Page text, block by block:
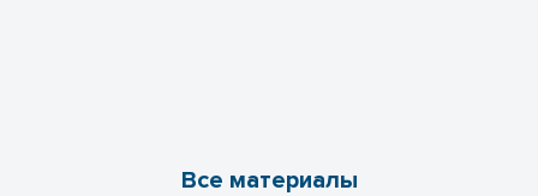
Все материалы